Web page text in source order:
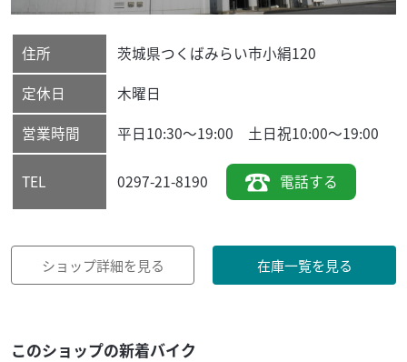
住所 茨城県つくばみらい市小絹120
定休日
木曜日
営業時間
平日10:30～19:00 土日祝10:00～19:00
TEL 0297-21-8190 電話する
ショップ詳細を見る 在庫一覧を見る
このショップの新着バイク